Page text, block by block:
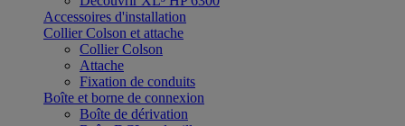
Accessoires d'installation
Collier Colson et attache
Collier Colson
Attache
Fixation de conduits
Boîte et borne de connexion
Boîte de dérivation